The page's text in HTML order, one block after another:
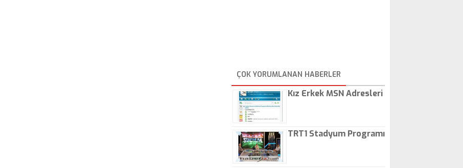
ÇOK YORUMLANAN HABERLER
Kız Erkek MSN Adresleri
TRT1 Stadyum Programı